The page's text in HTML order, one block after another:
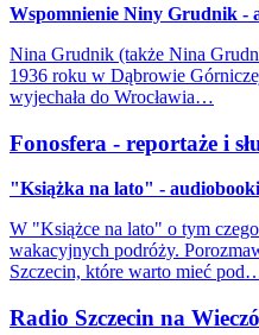
Wspomnienie Niny Grudnik -
Nina Grudnik (także Nina
1936 roku w Dąbrowie
wyjechała do Wrocławia…
Fonosfera - reportaże i
"Książka na lato" -
W "Książce na lato" o tym
wakacyjnych podróży.
Szczecin, które warto mieć
Radio Szczecin na